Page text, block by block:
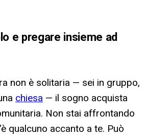
e pregare insieme ad
non è solitaria — sei in gruppo,
chiesa — il sogno acquista
Non stai affrontando
qualcuno accanto a te. Può